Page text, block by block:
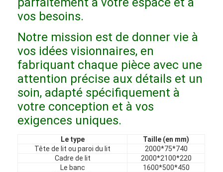
Meubles d'hôtel
Meubles pour appartements
Meubles de clubs commerciaux
Meubles de salle à manger
Meubles de bureau
Mobilier fixe
Meubles tapissés
vos besoins.
Notre mission est de donner vie à
vos idées visionnaires, en
fabriquant chaque pièce avec une
attention précise aux détails et un
soin, adapté spécifiquement à
votre conception et à vos
exigences uniques.
Le type
Taille (en mm)
Tête de lit ou paroi du lit
2000*75*740
Cadre de lit
2000*2100*220
Le banc
1600*500*450